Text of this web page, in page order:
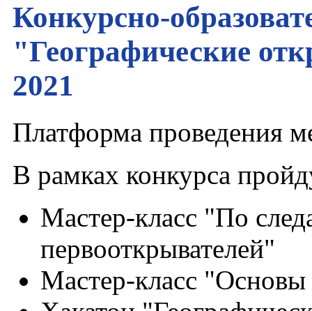
Конкурсно-
"Географические
2021
Платформа проведения
В рамках конкурса
Мастер-класс "По
первооткрывателей"
Мастер-класс